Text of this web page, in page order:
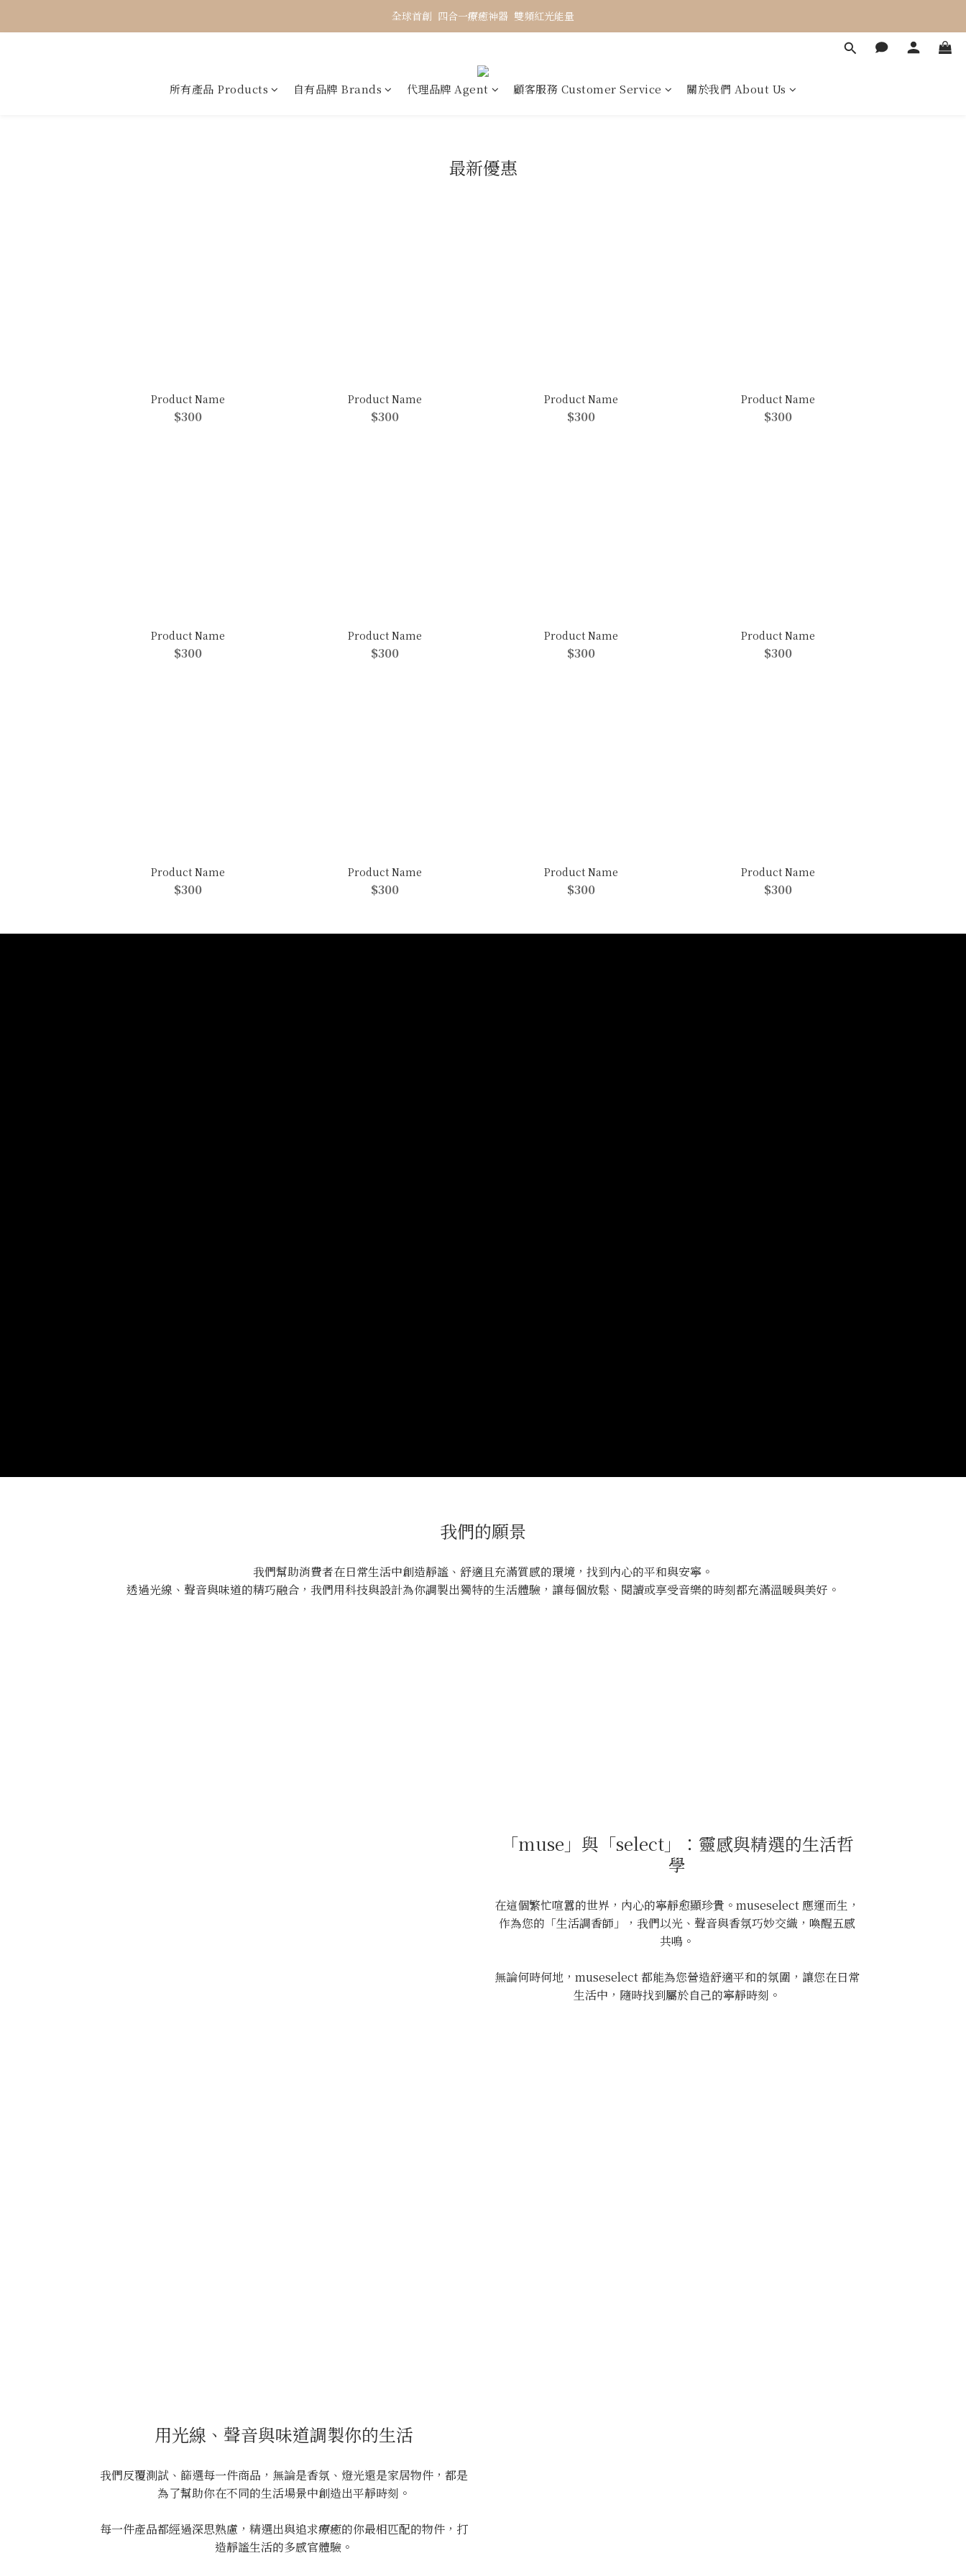
全球首創  四合一療癒神器  雙頻紅光能量
所有產品 Products 自有品牌 Brands 代理品牌 Agent 顧客服務 Customer Service 關於我們 About Us
最新優惠
Product Name
$300
Product Name
$300
Product Name
$300
Product Name
$300
Product Name
$300
Product Name
$300
Product Name
$300
Product Name
$300
Product Name
$300
Product Name
$300
Product Name
$300
Product Name
$300
我們的願景
我們幫助消費者在日常生活中創造靜謐、舒適且充滿質感的環境，找到內心的平和與安寧。
透過光線、聲音與味道的精巧融合，我們用科技與設計為你調製出獨特的生活體驗，讓每個放鬆、閱讀或享受音樂的時刻都充滿溫暖與美好。
「muse」與「select」：靈感與精選的生活哲
學
在這個繁忙喧囂的世界，內心的寧靜愈顯珍貴。museselect 應運而生，
作為您的「生活調香師」，我們以光、聲音與香氛巧妙交織，喚醒五感
共鳴。
無論何時何地，museselect 都能為您營造舒適平和的氛圍，讓您在日常
生活中，隨時找到屬於自己的寧靜時刻。
用光線、聲音與味道調製你的生活
我們反覆測試、篩選每一件商品，無論是香氛、燈光還是家居物件，都是
為了幫助你在不同的生活場景中創造出平靜時刻。
每一件產品都經過深思熟慮，精選出與追求療癒的你最相匹配的物件，打
造靜謐生活的多感官體驗。